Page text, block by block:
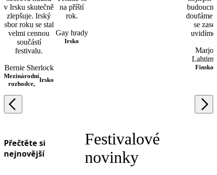
v Irsku skutečně
zlepšuje. Irský
sbor roku se stal
velmi cennou
součástí
festivalu.
Bernie Sherlock
Mezinárodní
rozhodce,
Irsko
na příští
rok.
Gay hrady
Irsko
doufáme,
se zase
Marjo
Lahtimo
Finsko
Přečtěte si
nejnovější
Festivalové
novinky